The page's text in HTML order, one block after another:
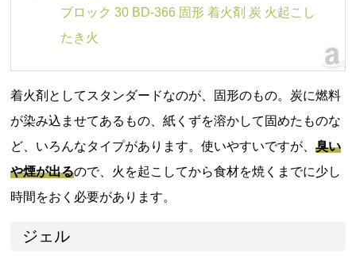
ブロック 30 BD-366 固形 着火剤 炭 火起こし
たき火
着火剤としてスタンダードなのが、固形のもの。炭に燃料
が染み込ませてあるもの、紙くずを溶かして固めたものな
ど、いろんなタイプがあります。使いやすいですが、臭い
や煙が出るので、火を起こしてから食材を焼くまでに少し
時間をおく必要があります。
ジェル